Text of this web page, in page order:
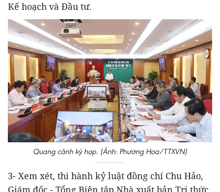
Kế hoạch và Đầu tư.
Quang cảnh kỳ họp. (Ảnh: Phương Hoa/TTXVN)
3- Xem xét, thi hành kỷ luật đồng chí Chu Hảo,
Giám đốc - Tổng Biên tập Nhà xuất bản Tri thức,